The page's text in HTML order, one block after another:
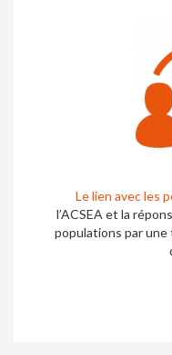
Le lien avec les
l’ACSEA et la
populations par